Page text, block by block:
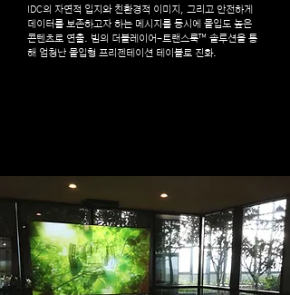
IDC의 자연적 입지와 친환경적 이미지, 그리고 안전하게
데이터를 보존하고자 하는 메시지를 동시에 몰입도 높은
콘텐츠로 연출. 빔의 더블레이어-트랜스룩™ 솔루션을 통
해 엄청난 몰입형 프리젠테이션 테이블로 진화.